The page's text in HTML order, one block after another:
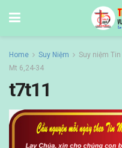
Home Suy Niệm
Suy niệm Tin
Mt 6,24-34
t7t11